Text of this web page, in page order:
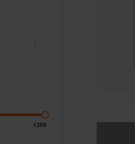
€300